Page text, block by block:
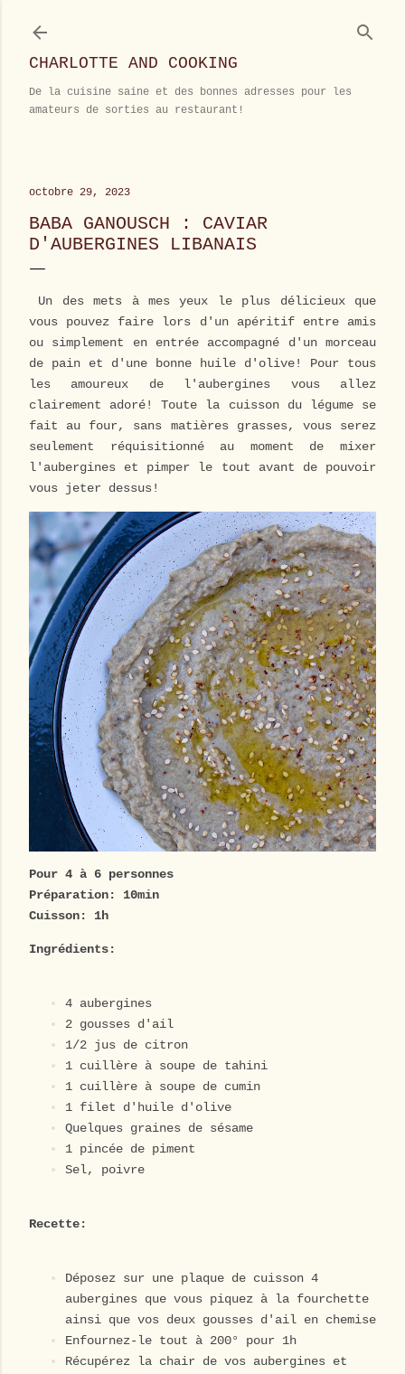
CHARLOTTE AND COOKING
De la cuisine saine et des bonnes adresses pour les
amateurs de sorties au restaurant!
octobre 29, 2023
BABA GANOUSCH : CAVIAR
D'AUBERGINES LIBANAIS
Un des mets à mes yeux le plus délicieux que
vous pouvez faire lors d'un apéritif entre amis
ou simplement en entrée accompagné d'un morceau
de pain et d'une bonne huile d'olive! Pour tous
les amoureux de l'aubergines vous allez
clairement adoré! Toute la cuisson du légume se
fait au four, sans matières grasses, vous serez
seulement réquisitionné au moment de mixer
l'aubergines et pimper le tout avant de pouvoir
vous jeter dessus!
Pour 4 à 6 personnes
Préparation: 10min
Cuisson: 1h
Ingrédients:
4 aubergines
2 gousses d'ail
1/2 jus de citron
1 cuillère à soupe de tahini
1 cuillère à soupe de cumin
1 filet d'huile d'olive
Quelques graines de sésame
1 pincée de piment
Sel, poivre
Recette:
Déposez sur une plaque de cuisson 4
aubergines que vous piquez à la fourchette
ainsi que vos deux gousses d'ail en chemise
Enfournez-le tout à 200° pour 1h
Récupérez la chair de vos aubergines et